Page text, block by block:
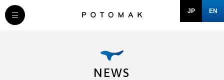
JP EN
COMPANY
NEWS